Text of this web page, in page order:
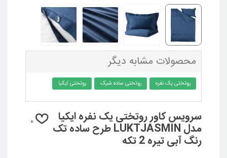
محصولات مشابه دیگر
روتختی یک نفره روتختی ساده شیک روتختی ایکیا
سرویس کاور روتختی یک نفره ایکیا
مدل LUKTJASMIN طرح ساده تک
رنگ آبی تیره 2 تکه
0